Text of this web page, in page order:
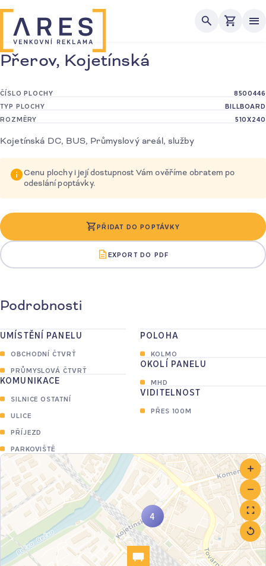
Přerov, Kojetínská
ČÍSLO PLOCHY
8500446
TYP PLOCHY
BILLBOARD
ROZMĚRY
510X240
Kojetínská DC, BUS, Průmyslový areál, služby
Cenu plochy i její dostupnost Vám ověříme obratem po
odeslání poptávky.
PŘIDAT DO POPTÁVKY
EXPORT DO PDF
Podrobnosti
UMÍSTĚNÍ PANELU
OBCHODNÍ ČTVRŤ
PRŮMYSLOVÁ ČTVRŤ
KOMUNIKACE
SILNICE OSTATNÍ
ULICE
PŘÍJEZD
PARKOVIŠTĚ
POLOHA
KOLMO
OKOLÍ PANELU
MHD
VIDITELNOST
PŘES 100M
4